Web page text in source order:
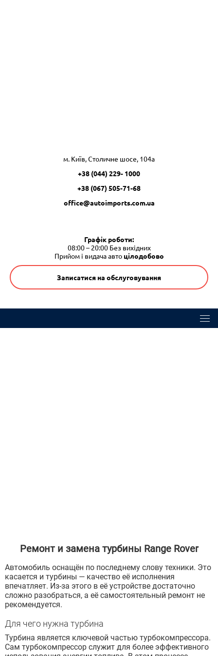
м. Київ, Столичне шосе, 104а
+38 (044) 229- 1000
+38 (067) 505-71-68
office@autoimports.com.ua
Графік роботи:
08:00 – 20:00 Без вихідних
Прийом і видача авто цілодобово
Записатися на обслуговування
Ремонт и замена турбины Range Rover
Автомобиль оснащён по последнему слову техники. Это
касается и турбины — качество её исполнения
впечатляет. Из-за этого в её устройстве достаточно
сложно разобраться, а её самостоятельный ремонт не
рекомендуется.
Для чего нужна турбина
Турбина является ключевой частью турбокомпрессора.
Сам турбокомпрессор служит для более эффективного